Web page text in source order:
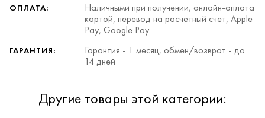
ОПЛАТА:
Наличными при получении, онлайн-оплата
картой, перевод на расчетный счет, Apple
Pay, Google Pay
ГАРАНТИЯ:
Гарантия - 1 месяц, обмен/возврат - до
14 дней
Другие товары этой категории: